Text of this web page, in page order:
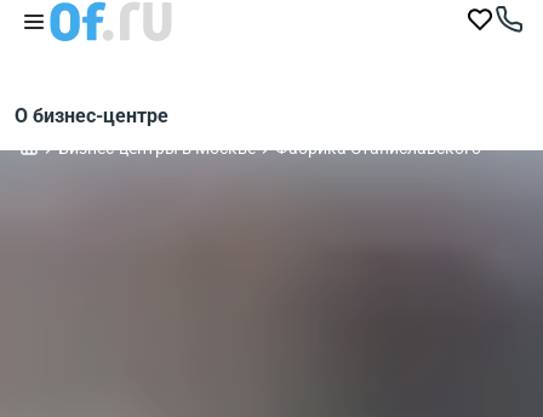
О бизнес-центре
Бизнес-центры в Москве Фабрика Станиславского